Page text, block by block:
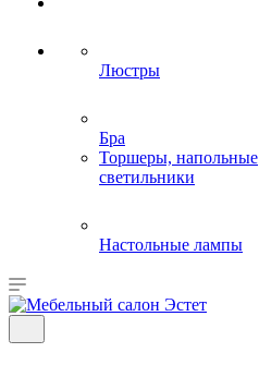
Люстры
Бра
Торшеры, напольные
светильники
Настольные лампы